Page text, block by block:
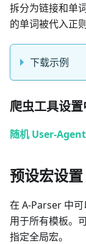
拆分为链接和单
的单词被代入正
下载示例
爬虫工具设
随机 User-
预设宏设置
在 A-Parser 中
用于所有模板。
指定全局宏。